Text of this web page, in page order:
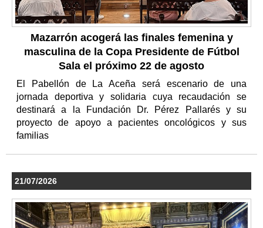
Mazarrón acogerá las finales femenina y
masculina de la Copa Presidente de Fútbol
Sala el próximo 22 de agosto
El Pabellón de La Aceña será escenario de una
jornada deportiva y solidaria cuya recaudación se
destinará a la Fundación Dr. Pérez Pallarés y su
proyecto de apoyo a pacientes oncológicos y sus
familias
21/07/2026